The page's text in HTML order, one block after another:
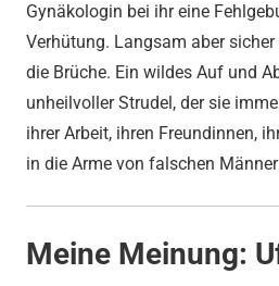
Gynäkologin bei ihr eine
Verhütung. Langsam aber
die Brüche. Ein wildes Auf und
unheilvoller Strudel, der sie
ihrer Arbeit, ihren Freundinnen,
in die Arme von falschen
Meine Meinung: